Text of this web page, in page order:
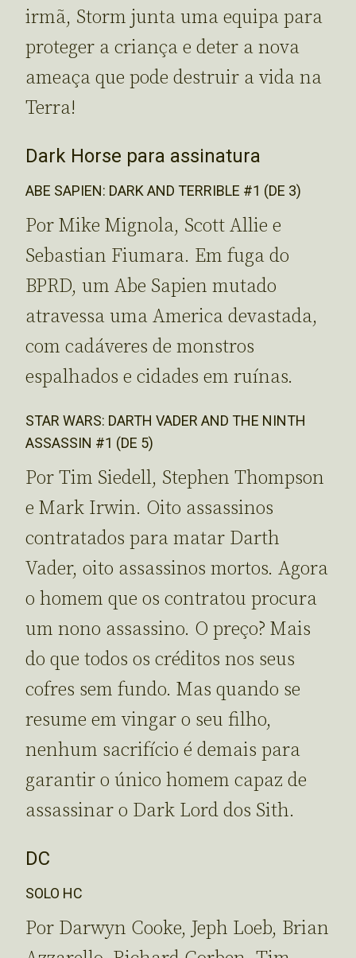
irmã, Storm junta uma equipa para
proteger a criança e deter a nova
ameaça que pode destruir a vida na
Terra!
Dark Horse para assinatura
ABE SAPIEN: DARK AND TERRIBLE #1 (DE 3)
Por Mike Mignola, Scott Allie e
Sebastian Fiumara. Em fuga do
BPRD, um Abe Sapien mutado
atravessa uma America devastada,
com cadáveres de monstros
espalhados e cidades em ruínas.
STAR WARS: DARTH VADER AND THE NINTH
ASSASSIN #1 (DE 5)
Por Tim Siedell, Stephen Thompson
e Mark Irwin. Oito assassinos
contratados para matar Darth
Vader, oito assassinos mortos. Agora
o homem que os contratou procura
um nono assassino. O preço? Mais
do que todos os créditos nos seus
cofres sem fundo. Mas quando se
resume em vingar o seu filho,
nenhum sacrifício é demais para
garantir o único homem capaz de
assassinar o Dark Lord dos Sith.
DC
SOLO HC
Por Darwyn Cooke, Jeph Loeb, Brian